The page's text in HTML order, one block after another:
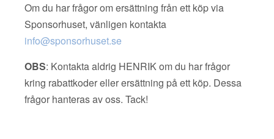
Om du har frågor om ersättning från ett köp via
Sponsorhuset, vänligen kontakta
info@sponsorhuset.se
OBS: Kontakta aldrig HENRIK om du har frågor
kring rabattkoder eller ersättning på ett köp. Dessa
frågor hanteras av oss. Tack!